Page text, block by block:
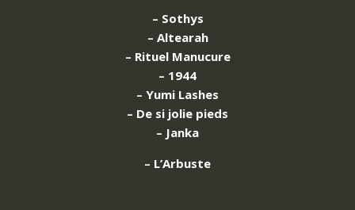
– Sothys
– Altearah
– Rituel Manucure
– 1944
– Yumi Lashes
– De si jolie pieds
– Janka
– L’Arbuste